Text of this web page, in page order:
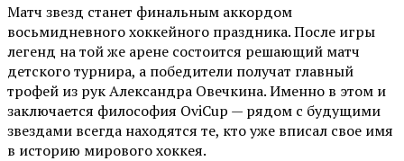
Матч звезд станет финальным аккордом
восьмидневного хоккейного праздника. После игры
легенд на той же арене состоится решающий матч
детского турнира, а победители получат главный
трофей из рук Александра Овечкина. Именно в этом и
заключается философия OviCup — рядом с будущими
звездами всегда находятся те, кто уже вписал свое имя
в историю мирового хоккея.